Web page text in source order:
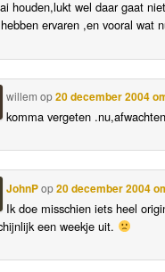
houden,lukt wel daar gaat
ervaren ,en vooral wat
willem op20 december 2004
komma vergeten .nu,afwachten
JohnPop20 december 2004
Ik doe misschien iets heel
een weekje uit.